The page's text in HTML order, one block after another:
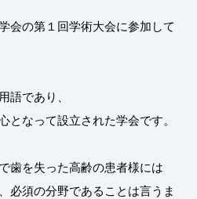
会の第１回学術大会に参加して
語であり、
なって設立された学会です。
歯を失った高齢の患者様には
必須の分野であることは言うま